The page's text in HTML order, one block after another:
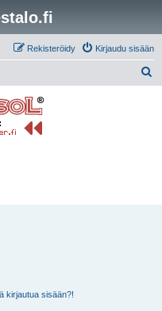
Kirjaudu sisään
Rekisteröidy
kirjautua sisään?!